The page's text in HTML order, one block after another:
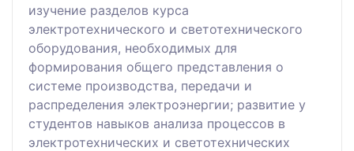
изучение разделов курса
электротехнического и светотехнического
оборудования, необходимых для
формирования общего представления о
системе производства, передачи и
распределения электроэнергии; развитие у
студентов навыков анализа процессов в
электротехнических и светотехнических